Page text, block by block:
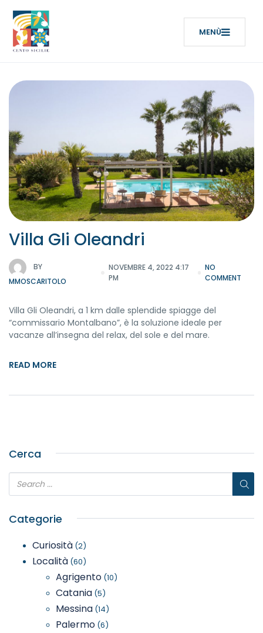
Villa Gli Oleandri
BY
MMOSCARITOLO
NOVEMBRE 4, 2022 4:17
PM
NO
COMMENT
Villa Gli Oleandri, a 1 km dalle splendide spiagge del
“commissario Montalbano”, è la soluzione ideale per
vacanze all’insegna del relax, del sole e del mare.
READ MORE
Cerca
Categorie
Curiosità (2)
Località (60)
Agrigento (10)
Catania (5)
Messina (14)
Palermo (6)